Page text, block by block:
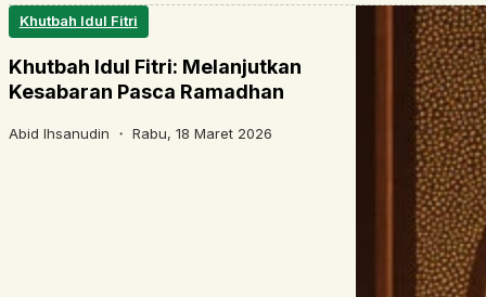
Khutbah Idul Fitri
Khutbah Idul Fitri: Melanjutkan
Kesabaran Pasca Ramadhan
Abid Ihsanudin ・ Rabu, 18 Maret 2026